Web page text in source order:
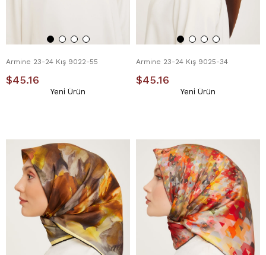
Armine 23-24 Kış 9022-55
$45.16
Yeni Ürün
Armine 23-24 Kış 9025-34
$45.16
Yeni Ürün